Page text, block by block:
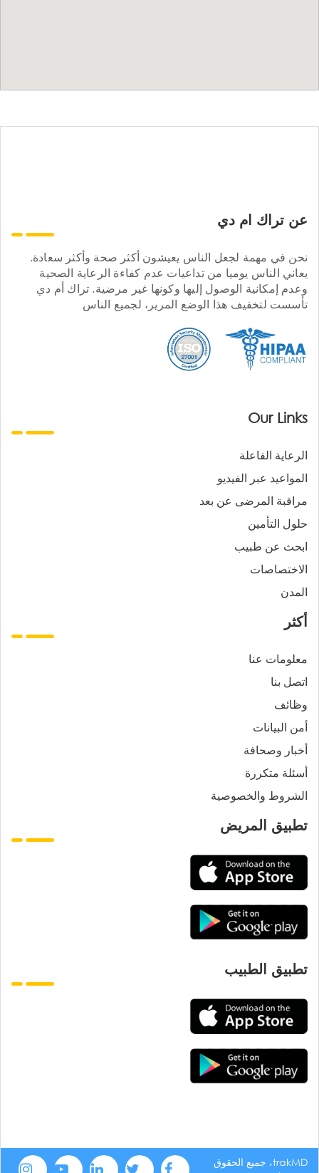
عن تراك ام دي
نحن في مهمة لجعل الناس يعيشون أكثر صحة وأكثر سعادة.
يعاني الناس يوميا من تداعيات عدم كفاءة الرعاية الصحية
وعدم إمكانية الوصول إليها وكونها غير مرضية. تراك أم دي
تأسست لتخفيف هذا الوضع المرير، لجميع الناس
Our Links
الرعاية الفاعلة
المواعيد عبر الفيديو
مراقبة المرضى عن بعد
حلول التأمين
ابحث عن طبيب
الاختصاصات
المدن
أكثر
معلومات عنا
اتصل بنا
وظائف
أمن البيانات
أخبار وصحافة
أسئلة متكررة
الشروط والخصوصية
تطبيق المريض
تطبيق الطبيب
trakMD، جميع الحقوق